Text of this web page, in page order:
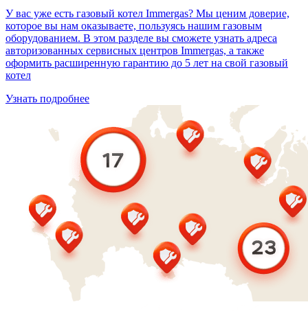
У вас уже есть газовый котел Immergas? Мы ценим доверие,
которое вы нам оказываете, пользуясь нашим газовым
оборудованием. В этом разделе вы сможете узнать адреса
авторизованных сервисных центров Immergas, а также
оформить расширенную гарантию до 5 лет на свой газовый
котел
Узнать подробнее